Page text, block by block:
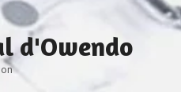
d'Owendo